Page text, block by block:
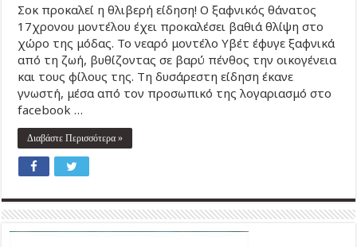
Σοκ προκαλεί η θλιβερή είδηση! Ο ξαφνικός θάνατος
17χρονου μοντέλου έχει προκαλέσει βαθιά θλίψη στο
χώρο της μόδας. Το νεαρό μοντέλο Υβέτ έφυγε ξαφνικά
από τη ζωή, βυθίζοντας σε βαρύ πένθος την οικογένεια
και τους φίλους της. Tη δυσάρεστη είδηση έκανε
γνωστή, μέσα από τον προσωπικό της λογαριασμό στο
facebook …
Διαβάστε Περισσότερα »